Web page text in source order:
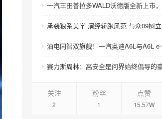
赛力斯周林：高安全是问界始终倡导的
关注
2
粉丝
1
点赞
15.57W